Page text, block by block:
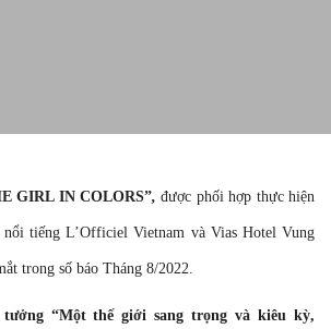
GIRL IN COLORS”, được phối hợp thực hiện
tiếng L’Officiel Vietnam và Vias Hotel Vung
trong số báo Tháng 8/2022.
“Một thế giới sang trọng và kiêu kỳ,